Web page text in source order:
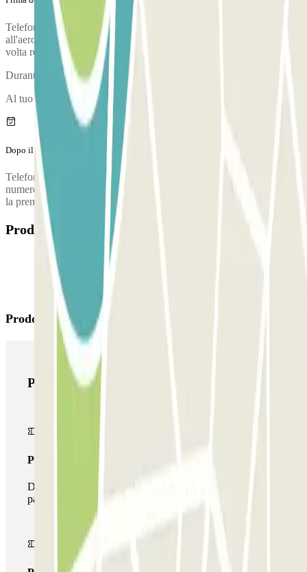
Telefona al parcheggio circa 15 minuti prima di arrivare
all'aeroporto. Il numero di telefono del parcheggio ti verrà dato una
volta realizzata la prenotazione.
Durante la telefonata ti verrà confermato il punto di incontro.
Al tuo arrivo, verrà realizzata un'ispezione del veicolo.
Dopo il tuo viaggio
Telefona al parcheggio per richiedere la consegna del tuo veicolo. Il
numero di telefono del parcheggio ti verrà dato una volta realizzata
la prenotazione.
Prodotti disponibili
Prodotti di Parclick
Prodotti di Parclick
Pass unico
Durante il tuo soggiorno potrai entrare e uscire dal
parcheggio una sola volta